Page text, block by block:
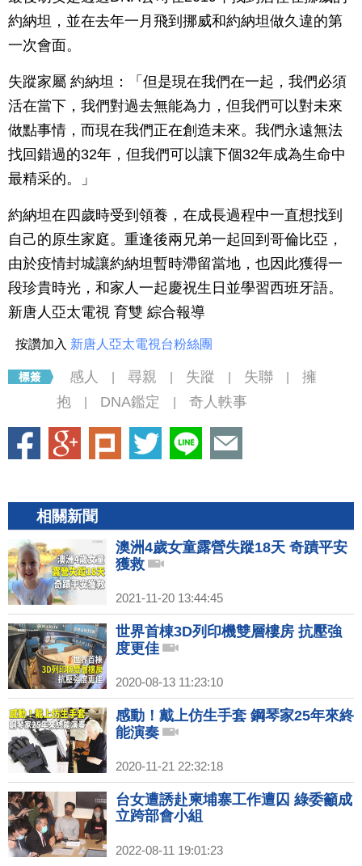
約納坦，並在去年一月飛到挪威和約納坦做久違的第
一次會面。
失蹤家屬 約納坦：「但是現在我們在一起，我們必須
活在當下，我們對過去無能為力，但我們可以對未來
做點事情，而現在我們正在創造未來。我們永遠無法
找回錯過的32年，但我們可以讓下個32年成為生命中
最精采的。」
約納坦在四歲時受到領養，在成長過程中一直想找到
自己的原生家庭。重逢後兩兄弟一起回到哥倫比亞，
由於疫情封城讓約納坦暫時滯留當地，也因此獲得一
段珍貴時光，和家人一起慶祝生日並學習西班牙語。
新唐人亞太電視 育雙 綜合報導
按讚加入 新唐人亞太電視台粉絲團
感人 尋親 失蹤 失聯
擁
抱
DNA鑑定 奇人軼事
相關新聞
澳洲4歲女童露營失蹤18天 奇蹟平安
獲救
2021-11-20 13:44:45
世界首棟3D列印機雙層樓房 抗壓強
度更佳
2020-08-13 11:23:10
感動！戴上仿生手套 鋼琴家25年來終
能演奏
2020-11-21 22:32:18
台女遭誘赴柬埔寨工作遭囚 綠委籲成
立跨部會小組
2022-08-11 19:01:23